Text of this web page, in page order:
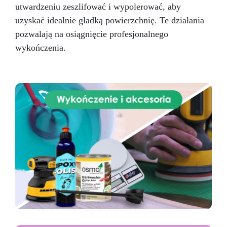
kamienie dekoracyjne 30 Pure Mold
Prototypowanie Szybkie prototypy, części
mechaniczne 30 Pure Mold Film i efekty
specjalne Protezy i efekty sceniczne 10 Pure
Mold Dane techniczne: Kolor: Przeźroczysty
mieszania (A:B): 1:1 (waga) Czas pracy (25 °C):
30–40 minut Czas utwardzania (25 °C): 3–5
godzin Twardość Shore A: 10±2 Wydłużenie (%):
450 Wytrzymałość na rozciąganie (MPa): 3,2
Instrukcje użycia i wskazówki techniczne
Przygotowanie mieszanki: Wymieszaj część A
(przeźroczystą) z częścią B (przeźroczystą) w
proporcji 1:1 wagowo. Na przykład 100 g części
A z 100 g części B. Użyj precyzyjnej wagi.
Naczynie do mieszania: Czyste, suche i wolne
od tłuszczu. Mieszanie: Mieszaj powoli czystą
szpatułką, zbierając mieszankę z boków i dna
naczynia, aby uzyskać jednorodną masę. Unikaj
utwardzeniu zeszlifować i wypolerować, aby
uzyskać idealnie gładką powierzchnię. Te działania
pozwalają na osiągnięcie profesjonalnego
wykończenia.